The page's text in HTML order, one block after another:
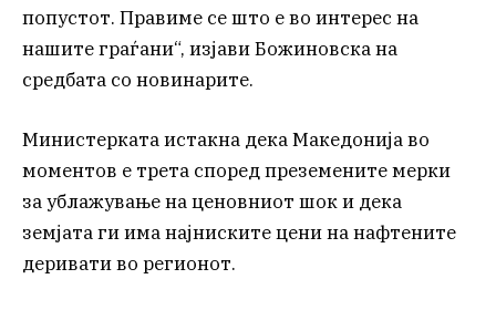
попустот. Правиме се што е во интерес на
нашите граѓани“, изјави Божиновска на
средбата со новинарите.
Министерката истакна дека Македонија во
моментов е трета според преземените мерки
за ублажување на ценовниот шок и дека
земјата ги има најниските цени на нафтените
деривати во регионот.